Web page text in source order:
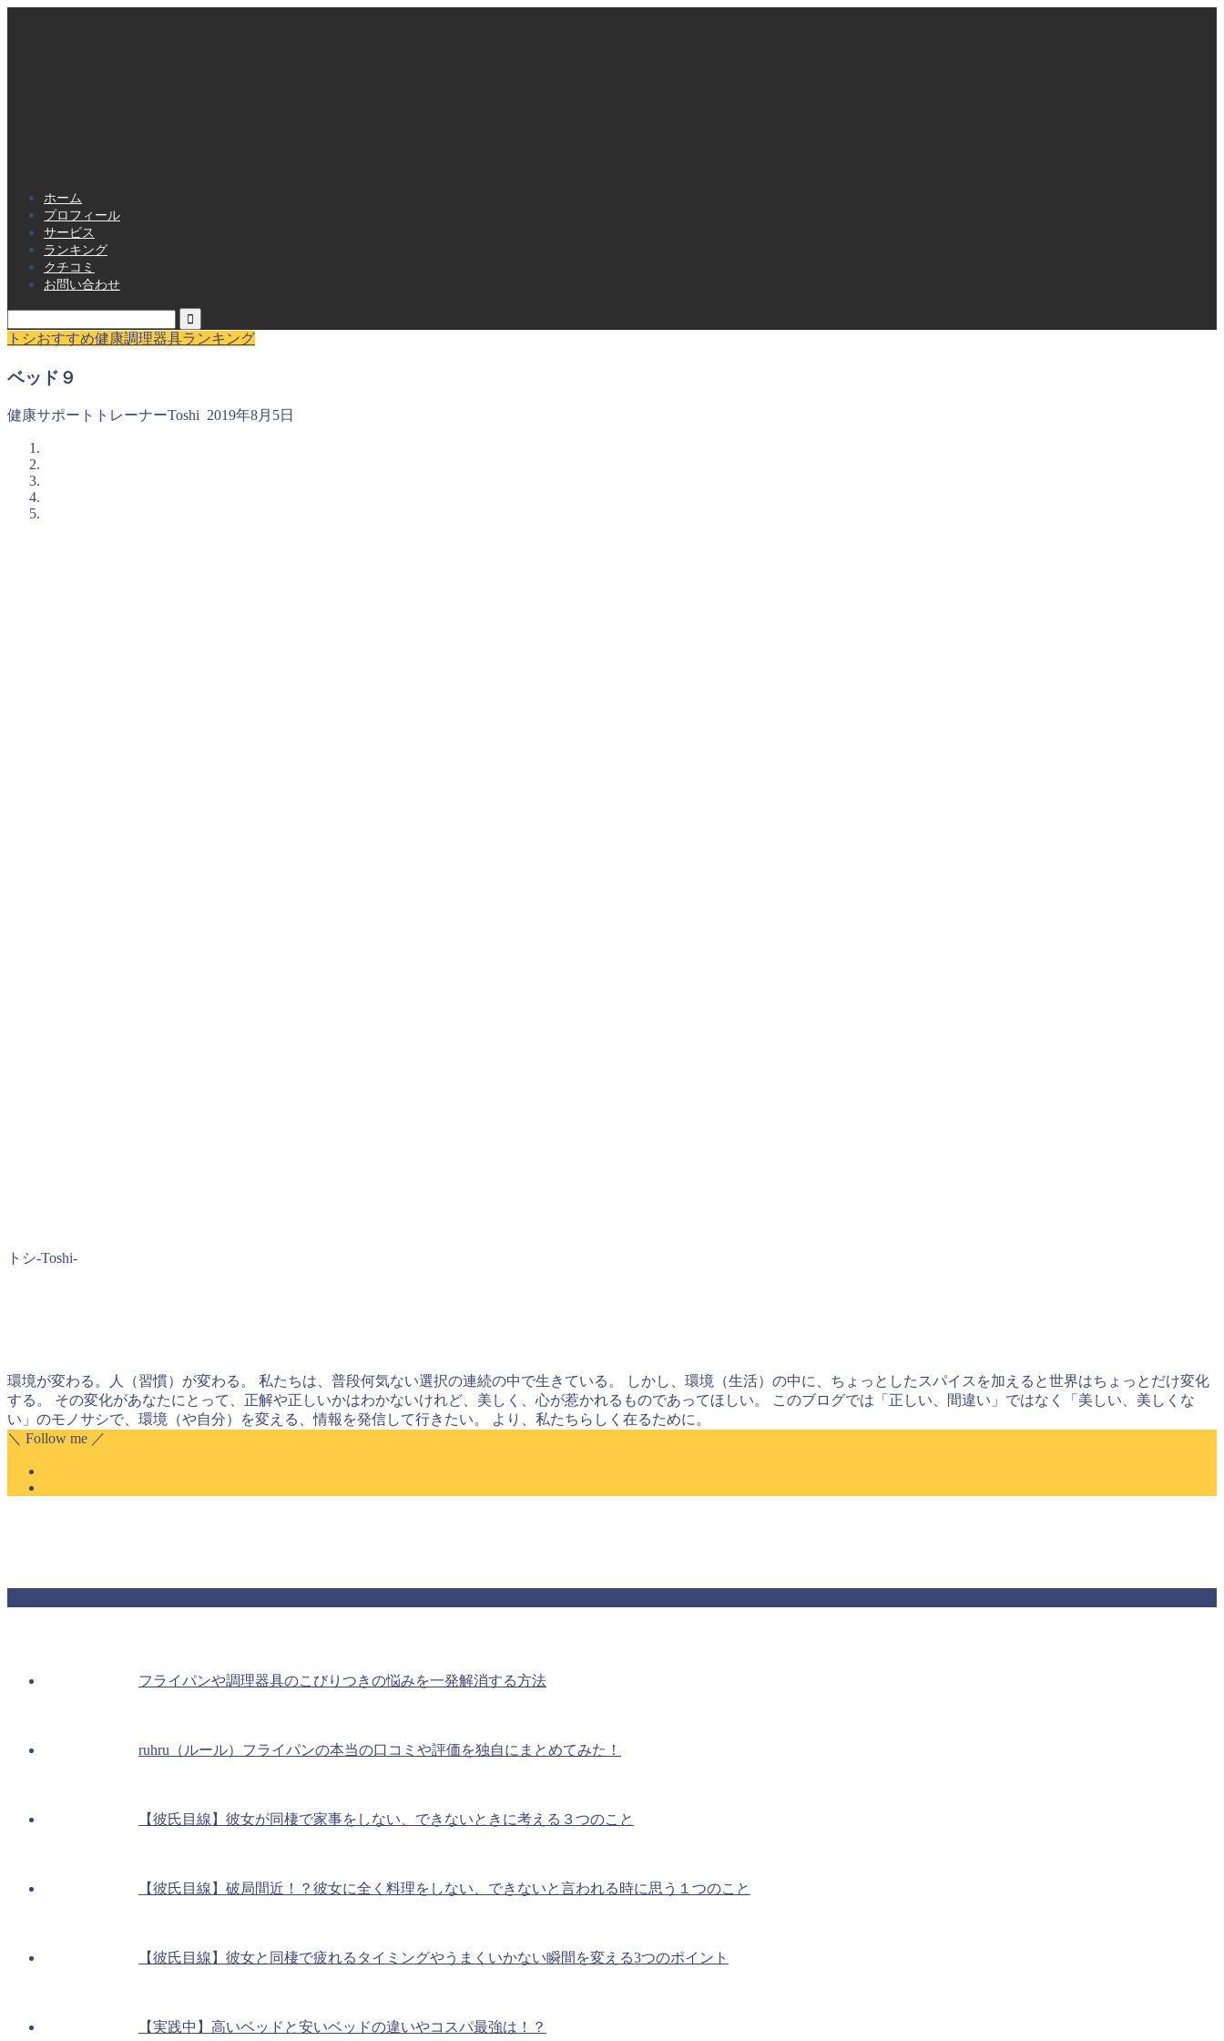
ホーム
プロフィール
サービス
ランキング
クチコミ
お問い合わせ
トシおすすめ健康調理器具ランキング
ベッド９
健康サポートトレーナーToshi 2019年8月5日
トシ-Toshi-
環境が変わる。人（習慣）が変わる。 私たちは、普段何気ない選択の連続の中で生きている。 しかし、環境（生活）の中に、ちょっとしたスパイスを加えると世界はちょっとだけ変化
する。 その変化があなたにとって、正解や正しいかはわかないけれど、美しく、心が惹かれるものであってほしい。 このブログでは「正しい、間違い」ではなく「美しい、美しくな
い」のモノサシで、環境（や自分）を変える、情報を発信して行きたい。 より、私たちらしく在るために。
＼ Follow me ／
フライパンや調理器具のこびりつきの悩みを一発解消する方法
ruhru（ルール）フライパンの本当の口コミや評価を独自にまとめてみた！
【彼氏目線】彼女が同棲で家事をしない、できないときに考える３つのこと
【彼氏目線】破局間近！？彼女に全く料理をしない、できないと言われる時に思う１つのこと
【彼氏目線】彼女と同棲で疲れるタイミングやうまくいかない瞬間を変える3つのポイント
【実践中】高いベッドと安いベッドの違いやコスパ最強は！？